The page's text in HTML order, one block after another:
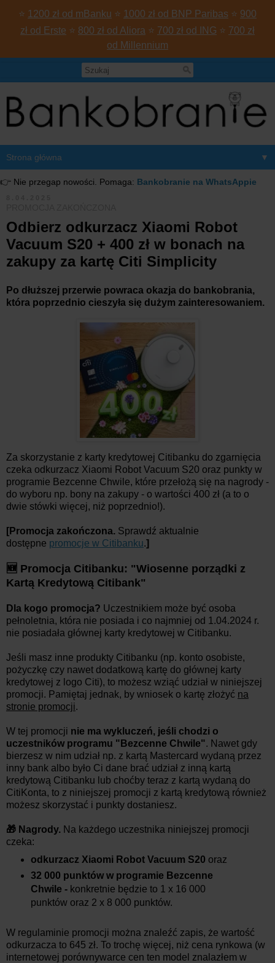
⭐ 1200 zł od mBanku ⭐ 1000 zł od BNP Paribas ⭐ 900
zł od Erste ⭐ 800 zł od Aliora ⭐ 700 zł od ING ⭐ 700 zł
od Millennium
▼
👉 Nie przegap nowości. Pomaga: Bankobranie na WhatsAppie
Odbierz odkurzacz Xiaomi Robot
Vacuum S20 + 400 zł w bonach na
zakupy za kartę Citi Simplicity
Po dłuższej przerwie powraca okazja do bankobrania,
która poprzednio cieszyła się dużym zainteresowaniem.
Za skorzystanie z karty kredytowej Citibanku do zgarnięcia
czeka odkurzacz Xiaomi Robot Vacuum S20 oraz punkty w
programie Bezcenne Chwile, które przełożą się na nagrody -
do wyboru np. bony na zakupy - o wartości 400 zł (a to o
dwie stówki więcej, niż poprzednio!).
[Promocja zakończona. Sprawdź aktualnie
dostępne promocje w Citibanku.]
🆕 Promocja Citibanku: "Wiosenne porządki z
Kartą Kredytową Citibank"
Dla kogo promocja? Uczestnikiem może być osoba
pełnoletnia, która nie posiada i co najmniej od 1.04.2024 r.
nie posiadała głównej karty kredytowej w Citibanku.
Jeśli masz inne produkty Citibanku (np. konto osobiste,
pożyczkę czy nawet dodatkową kartę do głównej karty
kredytowej z logo Citi), to możesz wziąć udział w niniejszej
promocji. Pamiętaj jednak, by wniosek o kartę złożyć na
stronie promocji.
W tej promocji nie ma wykluczeń, jeśli chodzi o
uczestników programu "Bezcenne Chwile". Nawet gdy
bierzesz w nim udział np. z kartą Mastercard wydaną przez
inny bank albo było Ci dane brać udział z inną kartą
kredytową Citibanku lub choćby teraz z kartą wydaną do
CitiKonta, to z niniejszej promocji z kartą kredytową również
możesz skorzystać i punkty dostaniesz.
🎁 Nagrody. Na każdego uczestnika niniejszej promocji
czeka:
odkurzacz Xiaomi Robot Vacuum S20 oraz
32 000 punktów w programie Bezcenne
Chwile - konkretnie będzie to 1 x 16 000
punktów oraz 2 x 8 000 punktów.
W regulaminie promocji można znaleźć zapis, że wartość
odkurzacza to 645 zł. To trochę więcej, niż cena rynkowa (w
internetowej porównywarce cen ten model znalazłem w